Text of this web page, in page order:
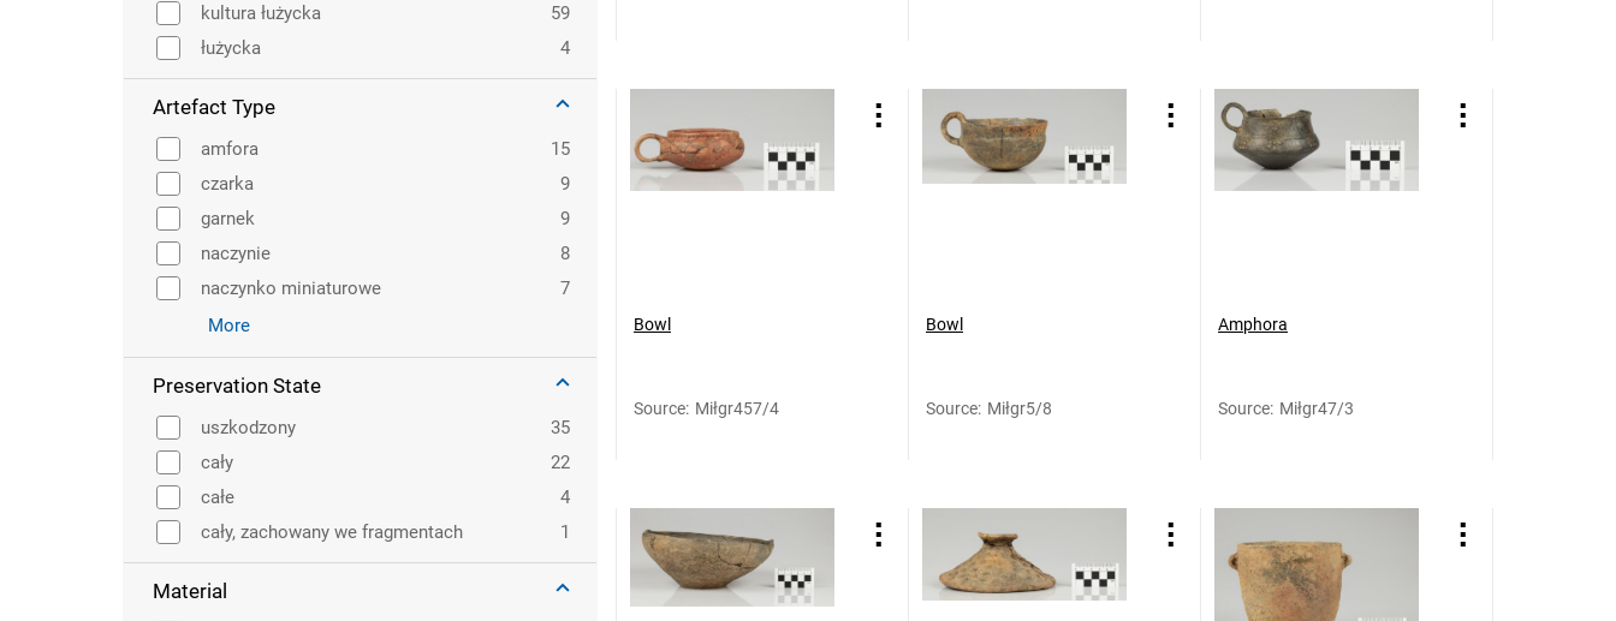
kultura łużycka
59
łużycka
4
Artefact Type
amfora
15
czarka
9
garnek
9
naczynie
8
naczynko miniaturowe
7
More
Preservation State
uszkodzony
35
cały
22
całe
4
cały, zachowany we fragmentach
1
Material
Bowl
Source: Miłgr457/4
Bowl
Source: Miłgr5/8
Amphora
Source: Miłgr47/3